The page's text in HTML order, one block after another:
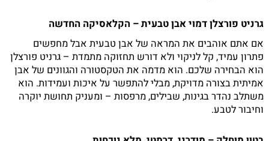
גרניט פורצלן דמוי אבן טבעית – הקלאסיקה החדשה
אם אתם אוהבים את המראה של אבן טבעית אבל מחפשים
פתרון עמיד, קל לניקוי ולא דורש תחזוקה מתמדת – גרניט פורצלן
הוא הבחירה שלכם. הוא מדמה את הטקסטורה והגוונים של אבן
אמיתית בצורה מדויקת, מבלי להתפשר על איכות ועמידות. הוא
משתלב נהדר בגינות, שבילים, מרפסות – ומעניק תחושת יוקרה
וחיבור לטבע.